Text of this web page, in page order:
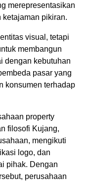
merepresentasikan
pikiran.
visual, tetapi
membangun
dengan kebutuhan
pasar yang
konsumen terhadap
property
filosofi Kujang,
mengikuti
logo, dan
pihak. Dengan
perusahaan